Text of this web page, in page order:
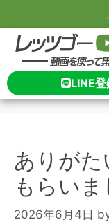
LINE登
ありが
もらい
2026年6月4日